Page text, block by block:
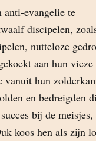
evangelie te
discipelen,
nutteloze
aan hun vieze
vanuit hun
en bedreigden
bij de
koos hen als zijn